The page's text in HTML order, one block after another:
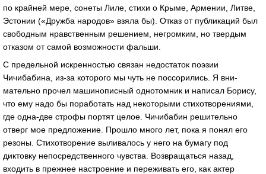
по крайней мере, сонеты Лиле, стихи о Крыме, Армении, Литве,
Эстонии («Дружба народов» взяла бы). Отказ от публикаций был
свободным нравственным решением, негромким, но твердым
отказом от самой возможности фальши.
С предельной искренностью связан недостаток поэзии
Чичибабина, из-за которого мы чуть не поссорились. Я вни­
мательно прочел машинописный однотомник и написал Борису,
что ему надо бы поработать над некоторыми стихотворениями,
где одна-две строфы портят целое. Чичибабин решительно
отверг мое предложение. Прошло много лет, пока я понял его
резоны. Стихотворение выливалось у него на бумагу под
диктовку непосредственного чувства. Возвращаться назад,
входить в прежнее настроение и переживать его, как актер